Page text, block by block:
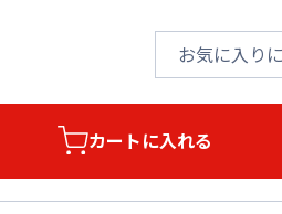
お気に入り
カートに入れる